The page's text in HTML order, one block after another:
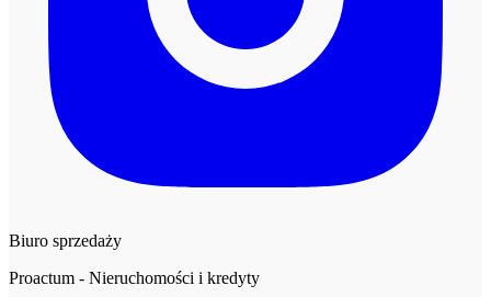
Biuro sprzedaży
Proactum - Nieruchomości i kredyty